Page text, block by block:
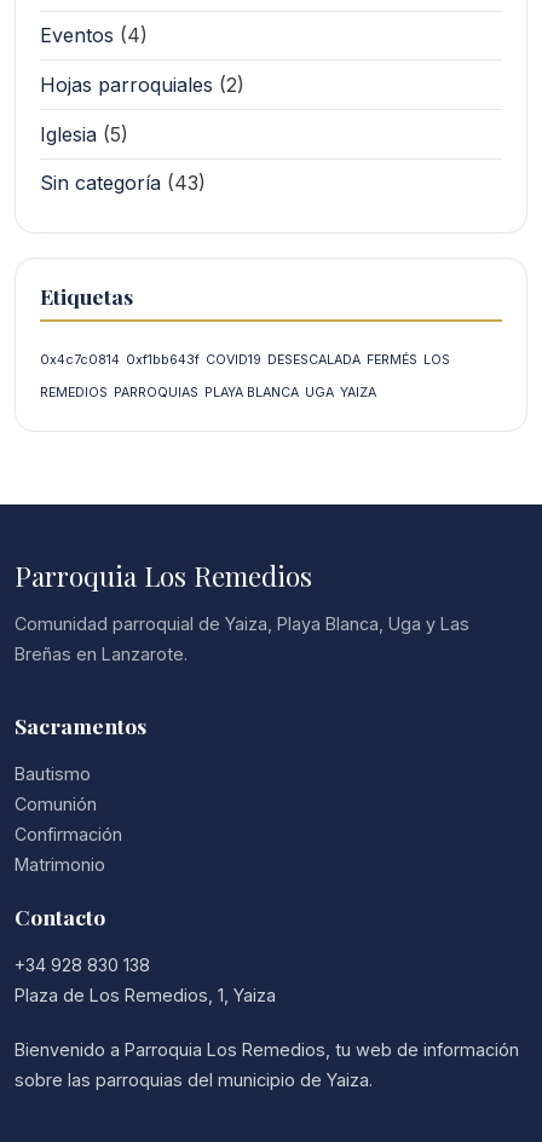
Eventos (4)
Hojas parroquiales (2)
Iglesia (5)
Sin categoría (43)
Etiquetas
0x4c7c0814 0xf1bb643f COVID19 DESESCALADA FERMÉS LOS
REMEDIOS PARROQUIAS PLAYA BLANCA UGA YAIZA
Parroquia Los Remedios
Comunidad parroquial de Yaiza, Playa Blanca, Uga y Las
Breñas en Lanzarote.
Sacramentos
Bautismo
Comunión
Confirmación
Matrimonio
Contacto
+34 928 830 138
Plaza de Los Remedios, 1, Yaiza
Bienvenido a Parroquia Los Remedios, tu web de información
sobre las parroquias del municipio de Yaiza.